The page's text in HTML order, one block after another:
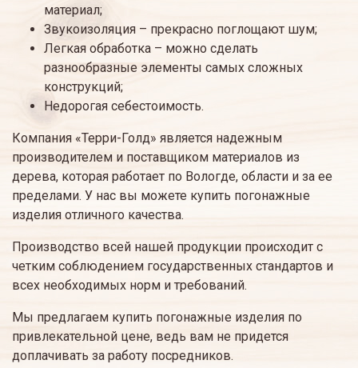
материал;
Звукоизоляция – прекрасно поглощают шум;
Легкая обработка – можно сделать
разнообразные элементы самых сложных
конструкций;
Недорогая себестоимость.
Компания «Терри-Голд» является надежным
производителем и поставщиком материалов из
дерева, которая работает по Вологде, области и за ее
пределами. У нас вы можете купить погонажные
изделия отличного качества.
Производство всей нашей продукции происходит с
четким соблюдением государственных стандартов и
всех необходимых норм и требований.
Мы предлагаем купить погонажные изделия по
привлекательной цене, ведь вам не придется
доплачивать за работу посредников.